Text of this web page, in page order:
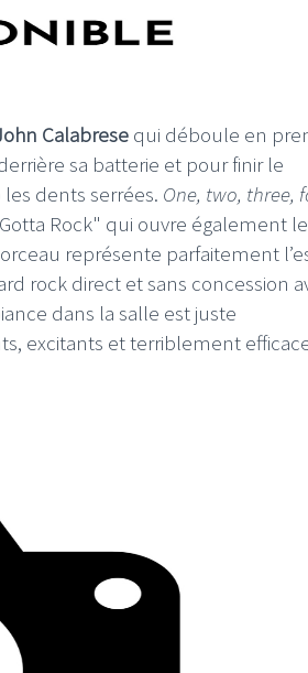
Calabrese qui déboule en
sa batterie et pour finir le
dents serrées. One, two, three,
Rock" qui ouvre également le
représente parfaitement
rock direct et sans concession
dans la salle est juste
excitants et terriblement
LE GROS RIFFIFI – Surfin’
The Covers !!!